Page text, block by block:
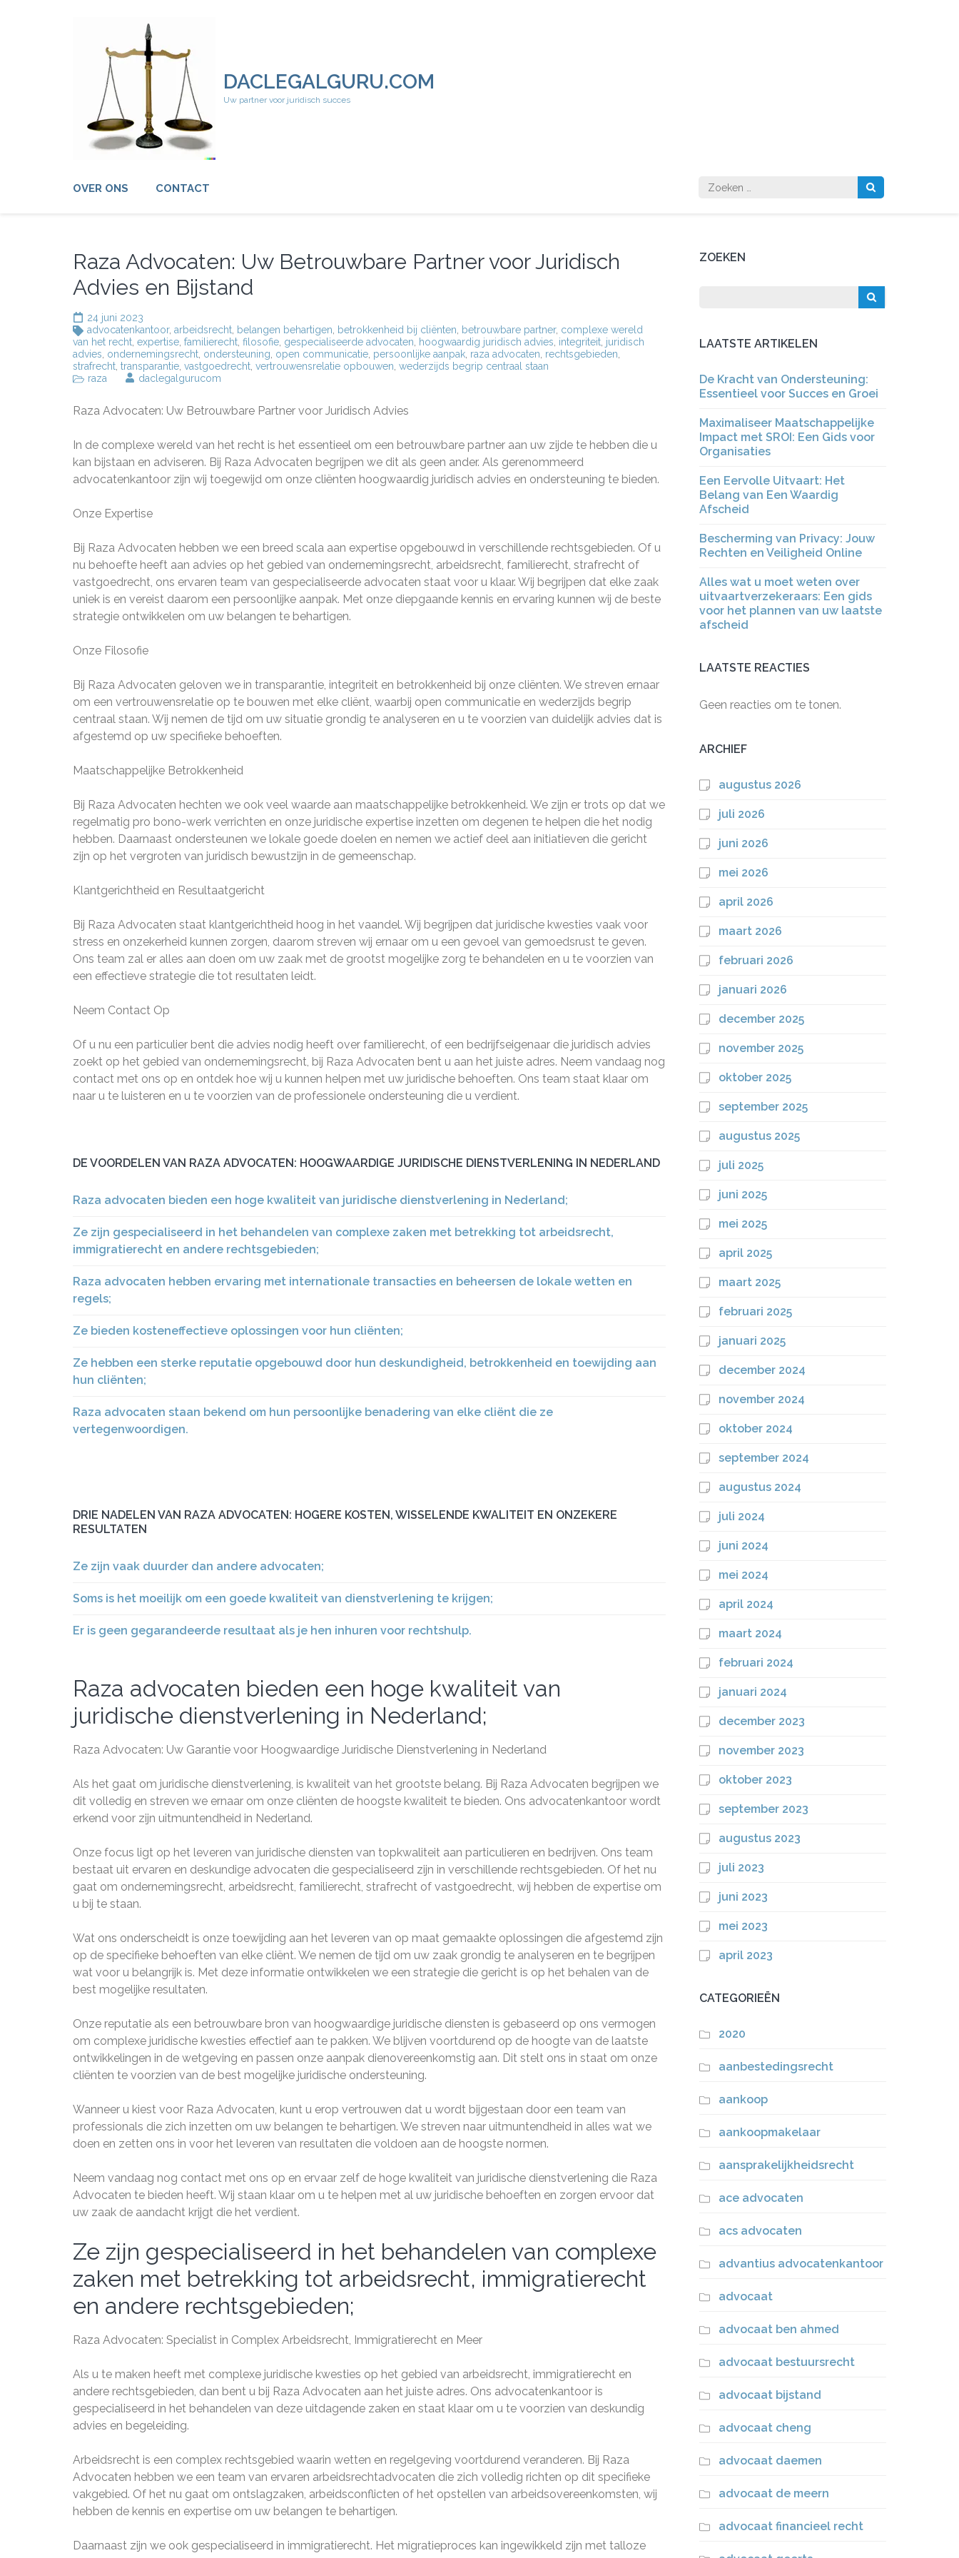
DACLEGALGURU.COM
Uw partner voor juridisch succes
OVER ONS CONTACT
Zoeken
naar:
Raza Advocaten: Uw Betrouwbare Partner voor Juridisch
Advies en Bijstand
24 juni 2023
advocatenkantoor, arbeidsrecht belangen behartigen betrokkenheid bij cliënten betrouwbare partner, complexe wereld
van het recht expertise familierecht filosofie gespecialiseerde advocaten hoogwaardig juridisch advies integriteit juridisch
advies ondernemingsrecht ondersteuning open communicatie persoonlijke aanpak raza advocaten rechtsgebieden
strafrecht transparantie vastgoedrecht vertrouwensrelatie opbouwen wederzijds begrip centraal staan
raza
daclegalgurucom
Raza Advocaten: Uw Betrouwbare Partner voor Juridisch Advies
In de complexe wereld van het recht is het essentieel om een betrouwbare partner aan uw zijde te hebben die u
kan bijstaan en adviseren. Bij Raza Advocaten begrijpen we dit als geen ander. Als gerenommeerd
advocatenkantoor zijn wij toegewijd om onze cliënten hoogwaardig juridisch advies en ondersteuning te bieden.
Onze Expertise
Bij Raza Advocaten hebben we een breed scala aan expertise opgebouwd in verschillende rechtsgebieden. Of u
nu behoefte heeft aan advies op het gebied van ondernemingsrecht, arbeidsrecht, familierecht, strafrecht of
vastgoedrecht, ons ervaren team van gespecialiseerde advocaten staat voor u klaar. Wij begrijpen dat elke zaak
uniek is en vereist daarom een persoonlijke aanpak. Met onze diepgaande kennis en ervaring kunnen wij de beste
strategie ontwikkelen om uw belangen te behartigen.
Onze Filosofie
Bij Raza Advocaten geloven we in transparantie, integriteit en betrokkenheid bij onze cliënten. We streven ernaar
om een vertrouwensrelatie op te bouwen met elke cliënt, waarbij open communicatie en wederzijds begrip
centraal staan. Wij nemen de tijd om uw situatie grondig te analyseren en u te voorzien van duidelijk advies dat is
afgestemd op uw specifieke behoeften.
Maatschappelijke Betrokkenheid
Bij Raza Advocaten hechten we ook veel waarde aan maatschappelijke betrokkenheid. We zijn er trots op dat we
regelmatig pro bono-werk verrichten en onze juridische expertise inzetten om degenen te helpen die het nodig
hebben. Daarnaast ondersteunen we lokale goede doelen en nemen we actief deel aan initiatieven die gericht
zijn op het vergroten van juridisch bewustzijn in de gemeenschap.
Klantgerichtheid en Resultaatgericht
Bij Raza Advocaten staat klantgerichtheid hoog in het vaandel. Wij begrijpen dat juridische kwesties vaak voor
stress en onzekerheid kunnen zorgen, daarom streven wij ernaar om u een gevoel van gemoedsrust te geven.
Ons team zal er alles aan doen om uw zaak met de grootst mogelijke zorg te behandelen en u te voorzien van
een effectieve strategie die tot resultaten leidt.
Neem Contact Op
Of u nu een particulier bent die advies nodig heeft over familierecht, of een bedrijfseigenaar die juridisch advies
zoekt op het gebied van ondernemingsrecht, bij Raza Advocaten bent u aan het juiste adres. Neem vandaag nog
contact met ons op en ontdek hoe wij u kunnen helpen met uw juridische behoeften. Ons team staat klaar om
naar u te luisteren en u te voorzien van de professionele ondersteuning die u verdient.
DE VOORDELEN VAN RAZA ADVOCATEN: HOOGWAARDIGE JURIDISCHE DIENSTVERLENING IN NEDERLAND
Raza advocaten bieden een hoge kwaliteit van juridische dienstverlening in Nederland;
Ze zijn gespecialiseerd in het behandelen van complexe zaken met betrekking tot arbeidsrecht,
immigratierecht en andere rechtsgebieden;
Raza advocaten hebben ervaring met internationale transacties en beheersen de lokale wetten en
regels;
Ze bieden kosteneffectieve oplossingen voor hun cliënten;
Ze hebben een sterke reputatie opgebouwd door hun deskundigheid, betrokkenheid en toewijding aan
hun cliënten;
Raza advocaten staan bekend om hun persoonlijke benadering van elke cliënt die ze
vertegenwoordigen.
DRIE NADELEN VAN RAZA ADVOCATEN: HOGERE KOSTEN, WISSELENDE KWALITEIT EN ONZEKERE
RESULTATEN
Ze zijn vaak duurder dan andere advocaten;
Soms is het moeilijk om een goede kwaliteit van dienstverlening te krijgen;
Er is geen gegarandeerde resultaat als je hen inhuren voor rechtshulp.
Raza advocaten bieden een hoge kwaliteit van
juridische dienstverlening in Nederland;
Raza Advocaten: Uw Garantie voor Hoogwaardige Juridische Dienstverlening in Nederland
Als het gaat om juridische dienstverlening, is kwaliteit van het grootste belang. Bij Raza Advocaten begrijpen we
dit volledig en streven we ernaar om onze cliënten de hoogste kwaliteit te bieden. Ons advocatenkantoor wordt
erkend voor zijn uitmuntendheid in Nederland.
Onze focus ligt op het leveren van juridische diensten van topkwaliteit aan particulieren en bedrijven. Ons team
bestaat uit ervaren en deskundige advocaten die gespecialiseerd zijn in verschillende rechtsgebieden. Of het nu
gaat om ondernemingsrecht, arbeidsrecht, familierecht, strafrecht of vastgoedrecht, wij hebben de expertise om
u bij te staan.
Wat ons onderscheidt is onze toewijding aan het leveren van op maat gemaakte oplossingen die afgestemd zijn
op de specifieke behoeften van elke cliënt. We nemen de tijd om uw zaak grondig te analyseren en te begrijpen
wat voor u belangrijk is. Met deze informatie ontwikkelen we een strategie die gericht is op het behalen van de
best mogelijke resultaten.
Onze reputatie als een betrouwbare bron van hoogwaardige juridische diensten is gebaseerd op ons vermogen
om complexe juridische kwesties effectief aan te pakken. We blijven voortdurend op de hoogte van de laatste
ontwikkelingen in de wetgeving en passen onze aanpak dienovereenkomstig aan. Dit stelt ons in staat om onze
cliënten te voorzien van de best mogelijke juridische ondersteuning.
Wanneer u kiest voor Raza Advocaten, kunt u erop vertrouwen dat u wordt bijgestaan door een team van
professionals die zich inzetten om uw belangen te behartigen. We streven naar uitmuntendheid in alles wat we
doen en zetten ons in voor het leveren van resultaten die voldoen aan de hoogste normen.
Neem vandaag nog contact met ons op en ervaar zelf de hoge kwaliteit van juridische dienstverlening die Raza
Advocaten te bieden heeft. Wij staan klaar om u te helpen met al uw juridische behoeften en zorgen ervoor dat
uw zaak de aandacht krijgt die het verdient.
Ze zijn gespecialiseerd in het behandelen van complexe
zaken met betrekking tot arbeidsrecht, immigratierecht
en andere rechtsgebieden;
Raza Advocaten: Specialist in Complex Arbeidsrecht, Immigratierecht en Meer
Als u te maken heeft met complexe juridische kwesties op het gebied van arbeidsrecht, immigratierecht en
andere rechtsgebieden, dan bent u bij Raza Advocaten aan het juiste adres. Ons advocatenkantoor is
gespecialiseerd in het behandelen van deze uitdagende zaken en staat klaar om u te voorzien van deskundig
advies en begeleiding.
Arbeidsrecht is een complex rechtsgebied waarin wetten en regelgeving voortdurend veranderen. Bij Raza
Advocaten hebben we een team van ervaren arbeidsrechtadvocaten die zich volledig richten op dit specifieke
vakgebied. Of het nu gaat om ontslagzaken, arbeidsconflicten of het opstellen van arbeidsovereenkomsten, wij
hebben de kennis en expertise om uw belangen te behartigen.
Daarnaast zijn we ook gespecialiseerd in immigratierecht. Het migratieproces kan ingewikkeld zijn met talloze
ZOEKEN
LAATSTE ARTIKELEN
De Kracht van Ondersteuning:
Essentieel voor Succes en Groei
Maximaliseer Maatschappelijke
Impact met SROI: Een Gids voor
Organisaties
Een Eervolle Uitvaart: Het
Belang van Een Waardig
Afscheid
Bescherming van Privacy: Jouw
Rechten en Veiligheid Online
Alles wat u moet weten over
uitvaartverzekeraars: Een gids
voor het plannen van uw laatste
afscheid
LAATSTE REACTIES
Geen reacties om te tonen.
ARCHIEF
augustus 2026
juli 2026
juni 2026
mei 2026
april 2026
maart 2026
februari 2026
januari 2026
december 2025
november 2025
oktober 2025
september 2025
augustus 2025
juli 2025
juni 2025
mei 2025
april 2025
maart 2025
februari 2025
januari 2025
december 2024
november 2024
oktober 2024
september 2024
augustus 2024
juli 2024
juni 2024
mei 2024
april 2024
maart 2024
februari 2024
januari 2024
december 2023
november 2023
oktober 2023
september 2023
augustus 2023
juli 2023
juni 2023
mei 2023
april 2023
CATEGORIEËN
2020
aanbestedingsrecht
aankoop
aankoopmakelaar
aansprakelijkheidsrecht
ace advocaten
acs advocaten
advantius advocatenkantoor
advocaat
advocaat ben ahmed
advocaat bestuursrecht
advocaat bijstand
advocaat cheng
advocaat daemen
advocaat de meern
advocaat financieel recht